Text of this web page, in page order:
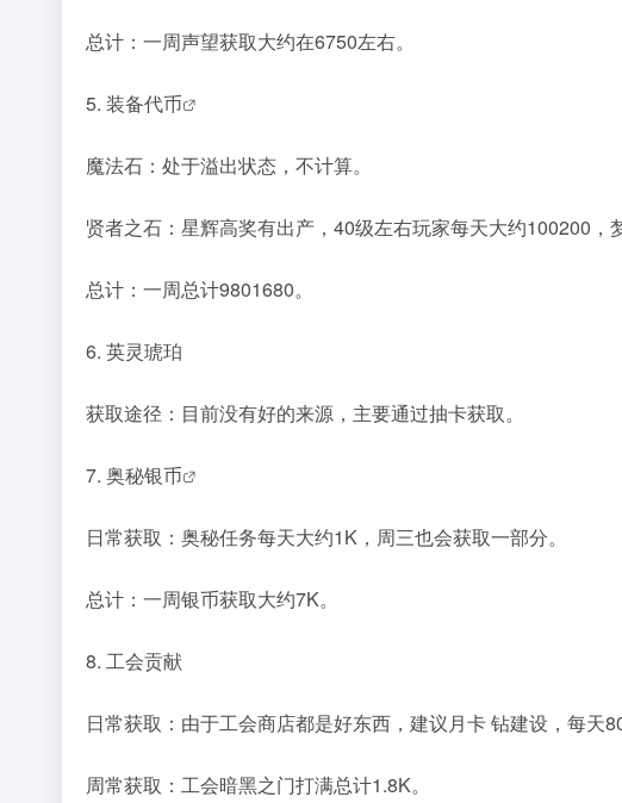
总计：一周声望获取大约在6750左右。
5. 装备代币
魔法石：处于溢出状态，不计算。
贤者之石：星辉高奖有出产，40级左右玩家每天大约100200，
总计：一周总计9801680。
6. 英灵琥珀
获取途径：目前没有好的来源，主要通过抽卡获取。
7. 奥秘银币
日常获取：奥秘任务每天大约1K，周三也会获取一部分。
总计：一周银币获取大约7K。
8. 工会贡献
日常获取：由于工会商店都是好东西，建议月卡 钻建设，每天
周常获取：工会暗黑之门打满总计1.8K。